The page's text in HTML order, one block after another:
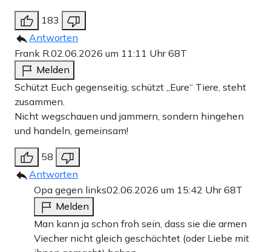
183
Antworten
Frank R.02.06.2026 um 11:11 Uhr68T
Melden
Schützt Euch gegenseitig, schützt „Eure“ Tiere, steht
zusammen.
Nicht wegschauen und jammern, sondern hingehen
und handeln, gemeinsam!
58
Antworten
Opa gegen links02.06.2026 um 15:42 Uhr68T
Melden
Man kann ja schon froh sein, dass sie die armen
Viecher nicht gleich geschächtet (oder Liebe mit